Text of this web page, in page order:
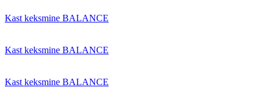
Kast keksmine BALANCE
Kast keksmine BALANCE
Kast keksmine BALANCE